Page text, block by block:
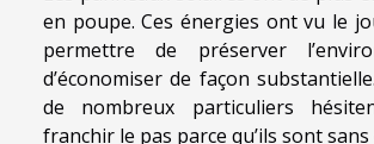
en poupe. Ces énergies ont vu le
permettre de préserver
d’économiser de façon
de nombreux particuliers
franchir le pas parce qu’ils sont